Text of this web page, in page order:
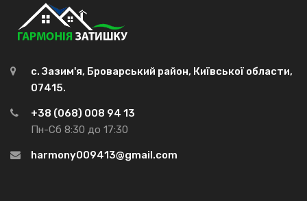
с. Зазим'я, Броварський район, Київської области,
07415.
+38 (068) 008 94 13
Пн-Сб 8:30 до 17:30
harmony009413@gmail.com